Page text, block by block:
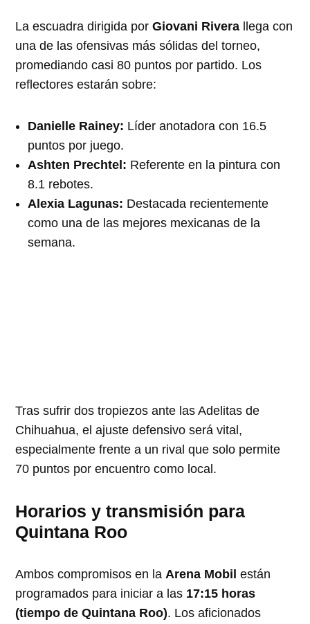
La escuadra dirigida porGiovani Rivera llega con
una de las ofensivas más sólidas del torneo,
promediando casi 80 puntos por partido. Los
reflectores estarán sobre:
Danielle Rainey: Líder anotadora con 16.5
puntos por juego.
Ashten Prechtel: Referente en la pintura con
8.1 rebotes.
Alexia Lagunas: Destacada recientemente
como una de las mejores mexicanas de la
semana.
Tras sufrir dos tropiezos ante las Adelitas de
Chihuahua, el ajuste defensivo será vital,
especialmente frente a un rival que solo permite
70 puntos por encuentro como local.
Horarios y transmisión para
Quintana Roo
Ambos compromisos en la Arena Mobil están
programados para iniciar a las 17:15 horas
(tiempo de Quintana Roo). Los aficionados